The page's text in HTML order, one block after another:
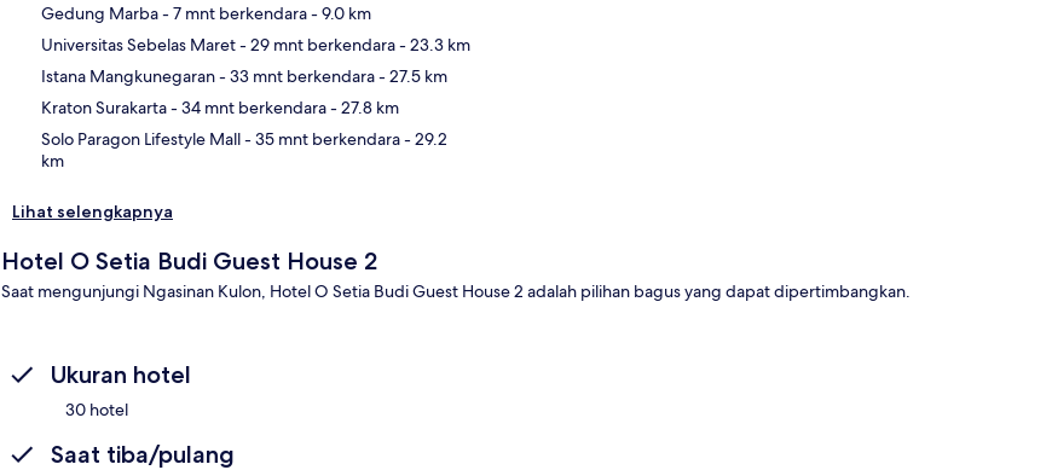
Gedung Marba- 7 mnt berkendara- 9.0 km
Universitas Sebelas Maret- 29 mnt berkendara- 23.3 km
Istana Mangkunegaran- 33 mnt berkendara- 27.5 km
Kraton Surakarta- 34 mnt berkendara- 27.8 km
Solo Paragon Lifestyle Mall- 35 mnt berkendara- 29.2
km
Lihat selengkapnya
Hotel O Setia Budi Guest House 2
Saat mengunjungi Ngasinan Kulon, Hotel O Setia Budi Guest House 2 adalah pilihan bagus yang dapat dipertimbangkan.
Ukuran hotel
30 hotel
Saat tiba/pulang